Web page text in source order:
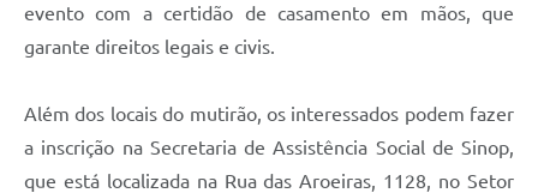
evento com a certidão de casamento em mãos, que
garante direitos legais e civis.
Além dos locais do mutirão, os interessados podem fazer
a inscrição na Secretaria de Assistência Social de Sinop,
que está localizada na Rua das Aroeiras, 1128, no Setor